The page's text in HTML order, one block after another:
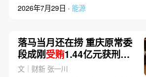
2026年7月29日 · 能源
落马当月还在捞 重庆原常委
段成刚受贿1.44亿元获刑无
期
文｜财新 张一川